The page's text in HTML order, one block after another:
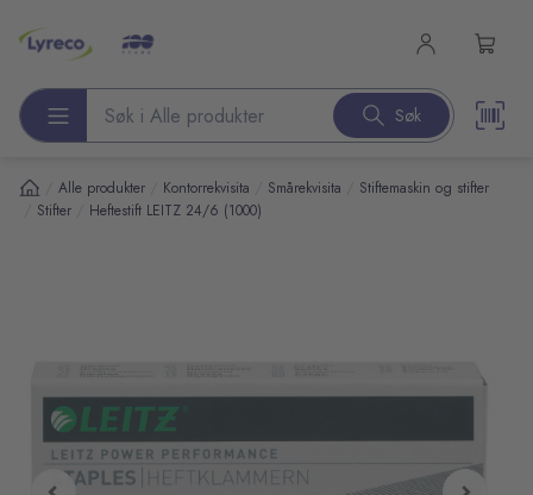
Søk etter produkter Søk
Alle produkter Kontorrekvisita Smårekvisita Stiftemaskin og stifter
Stifter Heftestift LEITZ 24/6 (1000)